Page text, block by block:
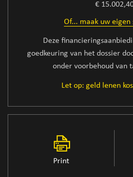
€
Of... maak uw
Deze
goedkeuring van het dossier
onder voorbehoud van
Let op: geld lenen
Print